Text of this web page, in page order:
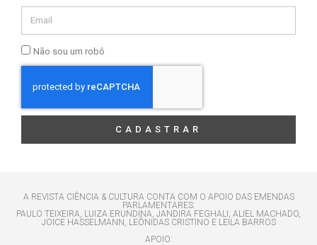
Não sou um robô
CADASTRAR
A REVISTA CIÊNCIA & CULTURA CONTA COM O APOIO DAS EMENDAS
PARLAMENTARES:
PAULO TEIXEIRA, LUIZA ERUNDINA, JANDIRA FEGHALI, ALIEL MACHADO,
JOICE HASSELMANN, LEÔNIDAS CRISTINO E LEILA BARROS
APOIO: